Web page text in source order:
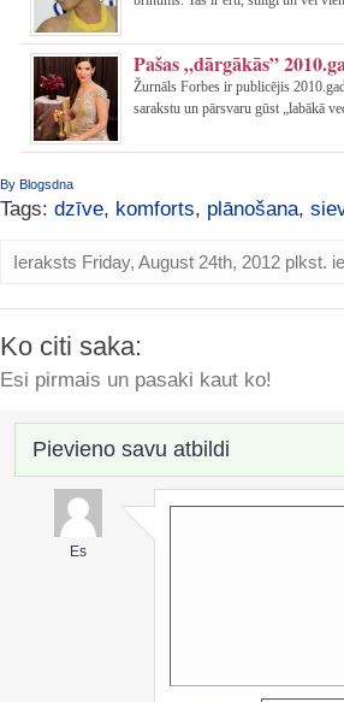
Pašas „dārgākās”
Žurnāls Forbes ir publicējis
sarakstu un pārsvaru gūst „labākā
By Blogsdna
Tags: dzīve, komforts, plānošana,
Ieraksts Friday, August 24th, 2012 plkst.
Ko citi saka:
Esi pirmais un pasaki kaut ko!
Pievieno savu atbildi
Es